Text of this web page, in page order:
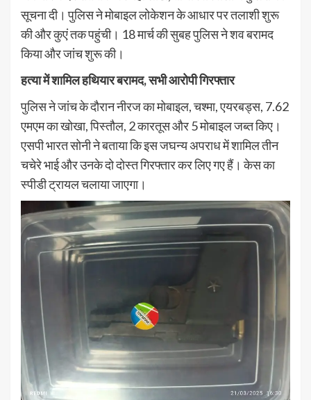
सूचना दी। पुलिस ने मोबाइल लोकेशन के आधार पर तलाशी शुरू
की और कुएं तक पहुंची। 18 मार्च की सुबह पुलिस ने शव बरामद
किया और जांच शुरू की।
हत्या में शामिल हथियार बरामद, सभी आरोपी गिरफ्तार
पुलिस ने जांच के दौरान नीरज का मोबाइल, चश्मा, एयरबड्स, 7.62
एमएम का खोखा, पिस्तौल, 2 कारतूस और 5 मोबाइल जब्त किए।
एसपी भारत सोनी ने बताया कि इस जघन्य अपराध में शामिल तीन
चचेरे भाई और उनके दो दोस्त गिरफ्तार कर लिए गए हैं। केस का
स्पीडी ट्रायल चलाया जाएगा।